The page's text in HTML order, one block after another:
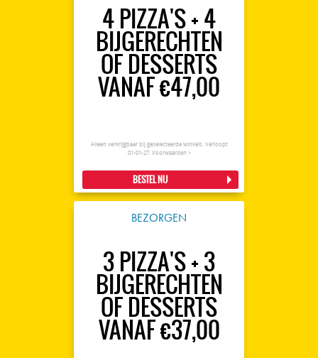
4 PIZZA'S + 4
BIJGERECHTEN
OF DESSERTS
VANAF €47,00
Alleen verkrijgbaar bij geselecteerde winkels. Verloopt
01-01-27. Voorwaarden >
BESTEL NU
BEZORGEN
3 PIZZA'S + 3
BIJGERECHTEN
OF DESSERTS
VANAF €37,00